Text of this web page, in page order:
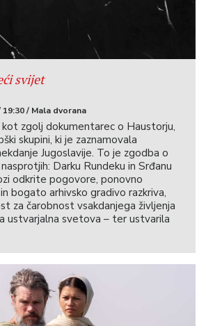
svijet
/ Mala dvorana
zgolj dokumentarec o Haustorju,
skupini, ki je zaznamovala
Jugoslavije. To je zgodba o
Darku Rundeku in Srđanu
odkrite pogovore, ponovno
bogato arhivsko gradivo razkriva,
za čarobnost vsakdanjega življenja
ustvarjalna svetova – ter ustvarila